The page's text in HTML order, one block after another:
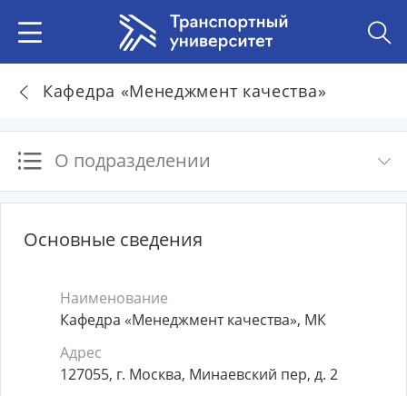
Кафедра «Менеджмент качества»
О подразделении
Основные сведения
Наименование
Кафедра «Менеджмент качества», МК
Адрес
127055, г. Москва, Минаевский пер, д. 2